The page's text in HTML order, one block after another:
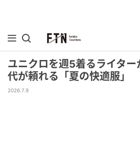
ユニクロを週5着るライタ
代が頼れる「夏の快適服」
2026.7.9